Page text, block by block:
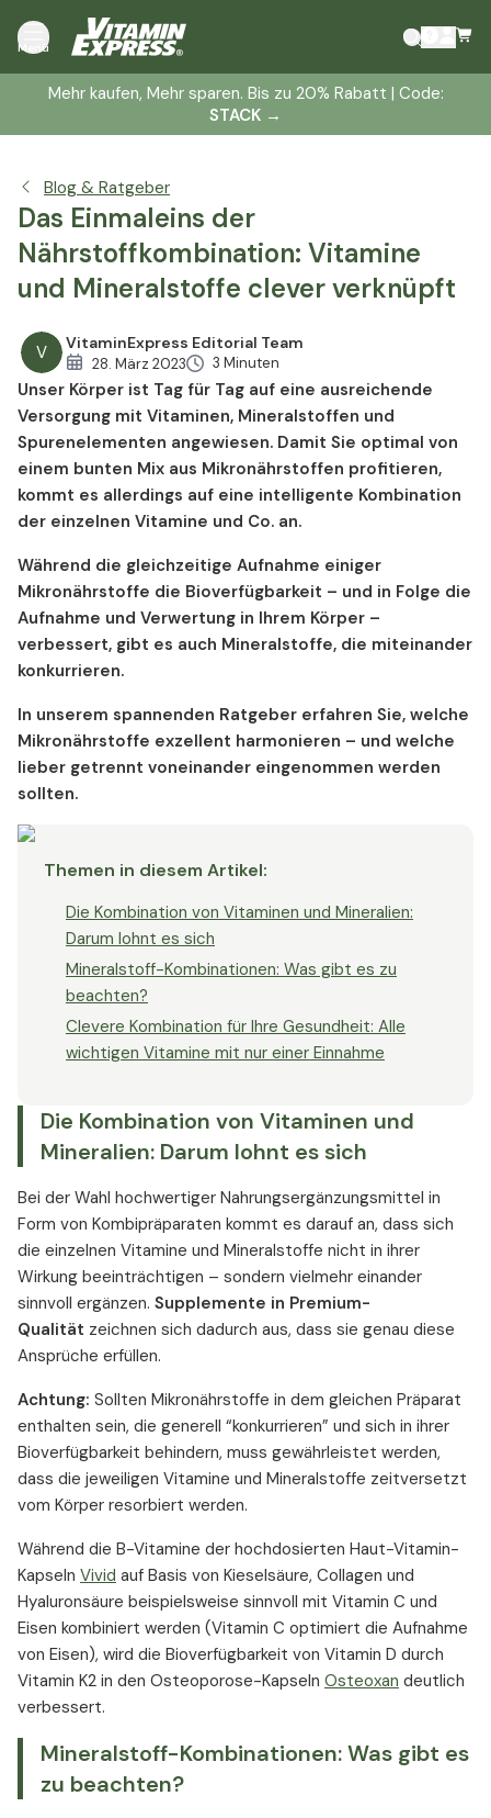
Menü
Mehr kaufen, Mehr sparen. Bis zu 20% Rabatt | Code:
STACK →
Blog & Ratgeber
Das Einmaleins der
Nährstoffkombination: Vitamine
und Mineralstoffe clever verknüpft
V VitaminExpress Editorial Team
28. März 2023 3 Minuten
Unser Körper ist Tag für Tag auf eine ausreichende
Versorgung mit Vitaminen, Mineralstoffen und
Spurenelementen angewiesen. Damit Sie optimal von
einem bunten Mix aus Mikronährstoffen profitieren,
kommt es allerdings auf eine intelligente Kombination
der einzelnen Vitamine und Co. an.
Während die gleichzeitige Aufnahme einiger
Mikronährstoffe die Bioverfügbarkeit – und in Folge die
Aufnahme und Verwertung in Ihrem Körper –
verbessert, gibt es auch Mineralstoffe, die miteinander
konkurrieren.
In unserem spannenden Ratgeber erfahren Sie, welche
Mikronährstoffe exzellent harmonieren – und welche
lieber getrennt voneinander eingenommen werden
sollten.
Themen in diesem Artikel:
Die Kombination von Vitaminen und Mineralien:
Darum lohnt es sich
Mineralstoff-Kombinationen: Was gibt es zu
beachten?
Clevere Kombination für Ihre Gesundheit: Alle
wichtigen Vitamine mit nur einer Einnahme
Die Kombination von Vitaminen und Mineralien:
Darum lohnt es sich
Mineralstoff-Kombinationen: Was gibt es zu beachten?
Clevere Kombination für Ihre Gesundheit: Alle wichtigen
Die Kombination von Vitaminen und
Mineralien: Darum lohnt es sich
Bei der Wahl hochwertiger Nahrungsergänzungsmittel in
Form von Kombipräparaten kommt es darauf an, dass sich
die einzelnen Vitamine und Mineralstoffe nicht in ihrer
Wirkung beeinträchtigen – sondern vielmehr einander
sinnvoll ergänzen. Supplemente in Premium-
Qualität zeichnen sich dadurch aus, dass sie genau diese
Ansprüche erfüllen.
Achtung: Sollten Mikronährstoffe in dem gleichen Präparat
enthalten sein, die generell “konkurrieren” und sich in ihrer
Bioverfügbarkeit behindern, muss gewährleistet werden,
dass die jeweiligen Vitamine und Mineralstoffe zeitversetzt
vom Körper resorbiert werden.
Während die B-Vitamine der hochdosierten Haut-Vitamin-
Kapseln Vivid auf Basis von Kieselsäure, Collagen und
Hyaluronsäure beispielsweise sinnvoll mit Vitamin C und
Eisen kombiniert werden (Vitamin C optimiert die Aufnahme
von Eisen), wird die Bioverfügbarkeit von Vitamin D durch
Vitamin K2 in den Osteoporose-Kapseln Osteoxan deutlich
verbessert.
Mineralstoff-Kombinationen: Was gibt es
zu beachten?